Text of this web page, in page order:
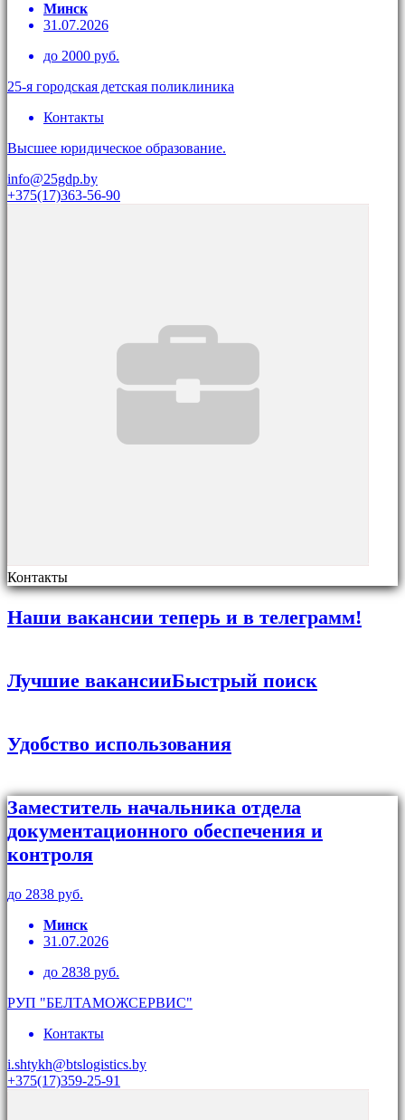
Минск
31.07.2026
до 2000 руб.
25-я городская детская поликлиника
Контакты
Высшее юридическое образование.
info@25gdp.by
+375(17)363-56-90
Контакты
Наши вакансии теперь и в телеграмм!
Лучшие вакансииБыстрый поиск
Удобство использования
Заместитель начальника отдела
документационного обеспечения и
контроля
до 2838 руб.
Минск
31.07.2026
до 2838 руб.
РУП "БЕЛТАМОЖСЕРВИС"
Контакты
i.shtykh@btslogistics.by
+375(17)359-25-91